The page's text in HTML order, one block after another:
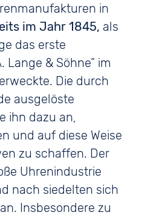
in
im Jahr 1845, als
das erste
Lange & Söhne“ im
Die durch
ausgelöste
ihn dazu an,
und auf diese Weise
zu schaffen. Der
Uhrenindustrie
nach siedelten sich
Insbesondere zu